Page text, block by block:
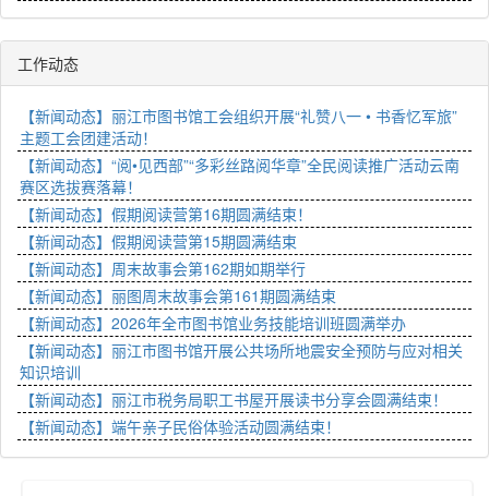
工作动态
【新闻动态】丽江市图书馆工会组织开展“礼赞八一 • 书香忆军旅”
主题工会团建活动！
【新闻动态】“阅•见西部”“多彩丝路阅华章”全民阅读推广活动云南
赛区选拔赛落幕！
【新闻动态】假期阅读营第16期圆满结束！
【新闻动态】假期阅读营第15期圆满结束
【新闻动态】周末故事会第162期如期举行
【新闻动态】丽图周末故事会第161期圆满结束
【新闻动态】2026年全市图书馆业务技能培训班圆满举办
【新闻动态】丽江市图书馆开展公共场所地震安全预防与应对相关
知识培训
【新闻动态】丽江市税务局职工书屋开展读书分享会圆满结束！
【新闻动态】端午亲子民俗体验活动圆满结束！